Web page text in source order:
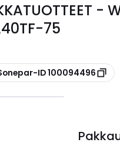
75
ID 100094496